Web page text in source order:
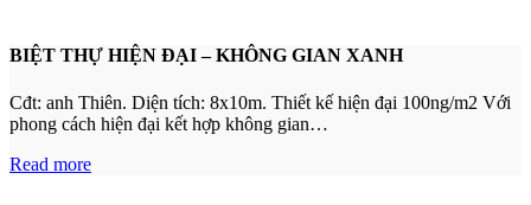
BIỆT THỰ HIỆN ĐẠI – KHÔNG GIAN XANH
Cđt: anh Thiên. Diện tích: 8x10m. Thiết kế hiện đại 100ng/m2 Với
phong cách hiện đại kết hợp không gian…
Read more